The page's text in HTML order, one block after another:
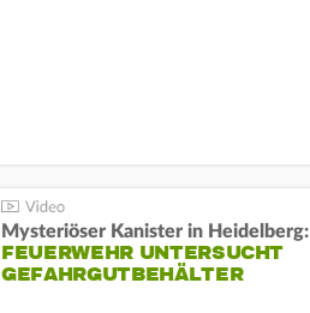
Mysteriöser Kanister in Heidelberg:
FEUERWEHR UNTERSUCHT
GEFAHRGUTBEHÄLTER